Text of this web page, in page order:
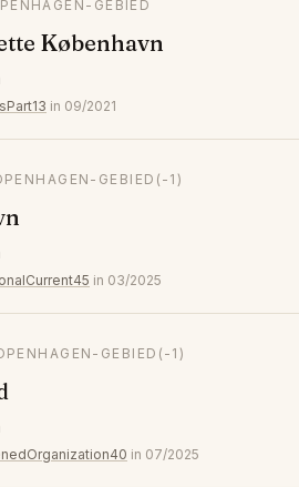
GEBIED
København
in 09/2021
GEBIED (-1)
in 03/2025
GEBIED (-1)
in 07/2025